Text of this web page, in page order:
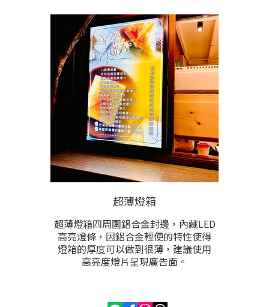
結構。圖文內容多數以鏤空雕刻後配
合LED燈，使點燈後，招牌內容能竄出
光線而產生凸顯而明亮的效果，在不
開燈時 則透過鏤空處後方增置之背
板，與鏤空之內容形成對比，讓圖文
內容明顯而具備層次美感。
✔️尺寸、材質、風格、顏色、安裝方
式，皆可根據需求設計。
✔️根據製作尺寸與雕刻內容多寡計
價。
超薄燈箱
超薄燈箱四周圍鋁合金封邊，內藏LED
高亮燈條，因鋁合金輕便的特性使得
燈箱的厚度可以做到很薄，建議使用
高亮度燈片呈現廣告面。